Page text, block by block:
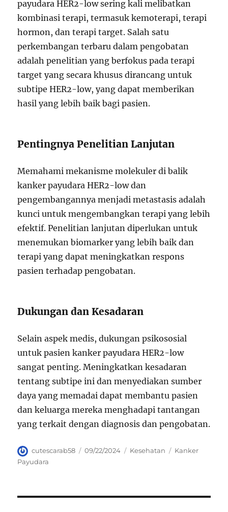
payudara HER2-low sering kali melibatkan
kombinasi terapi, termasuk kemoterapi, terapi
hormon, dan terapi target. Salah satu
perkembangan terbaru dalam pengobatan
adalah penelitian yang berfokus pada terapi
target yang secara khusus dirancang untuk
subtipe HER2-low, yang dapat memberikan
hasil yang lebih baik bagi pasien.
Pentingnya Penelitian Lanjutan
Memahami mekanisme molekuler di balik
kanker payudara HER2-low dan
pengembangannya menjadi metastasis adalah
kunci untuk mengembangkan terapi yang lebih
efektif. Penelitian lanjutan diperlukan untuk
menemukan biomarker yang lebih baik dan
terapi yang dapat meningkatkan respons
pasien terhadap pengobatan.
Dukungan dan Kesadaran
Selain aspek medis, dukungan psikososial
untuk pasien kanker payudara HER2-low
sangat penting. Meningkatkan kesadaran
tentang subtipe ini dan menyediakan sumber
daya yang memadai dapat membantu pasien
dan keluarga mereka menghadapi tantangan
yang terkait dengan diagnosis dan pengobatan.
Author
cutescarab58
Posted
09/22/2024 Categories
Kesehatan Tags
Kanker
Payudara